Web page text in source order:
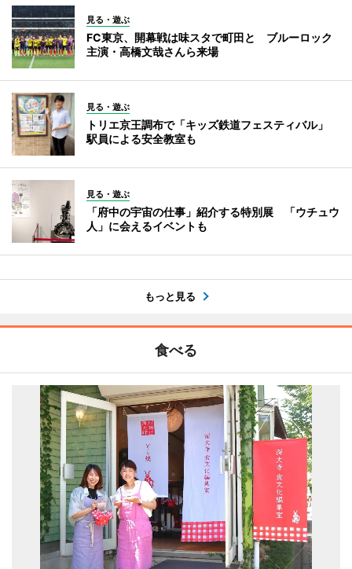
見る・遊ぶ
FC東京、開幕戦は味スタで町田と ブルーロック
主演・高橋文哉さんら来場
見る・遊ぶ
トリエ京王調布で「キッズ鉄道フェスティバル」
駅員による安全教室も
見る・遊ぶ
「府中の宇宙の仕事」紹介する特別展 「ウチュウ
人」に会えるイベントも
もっと見る
食べる